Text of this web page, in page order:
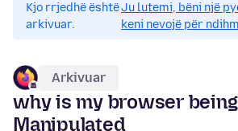
Kjo rrjedhë është
arkivuar.
Ju lutemi, bëni një
keni nevojë për
Arkivuar
why is my browser being
Manipulated